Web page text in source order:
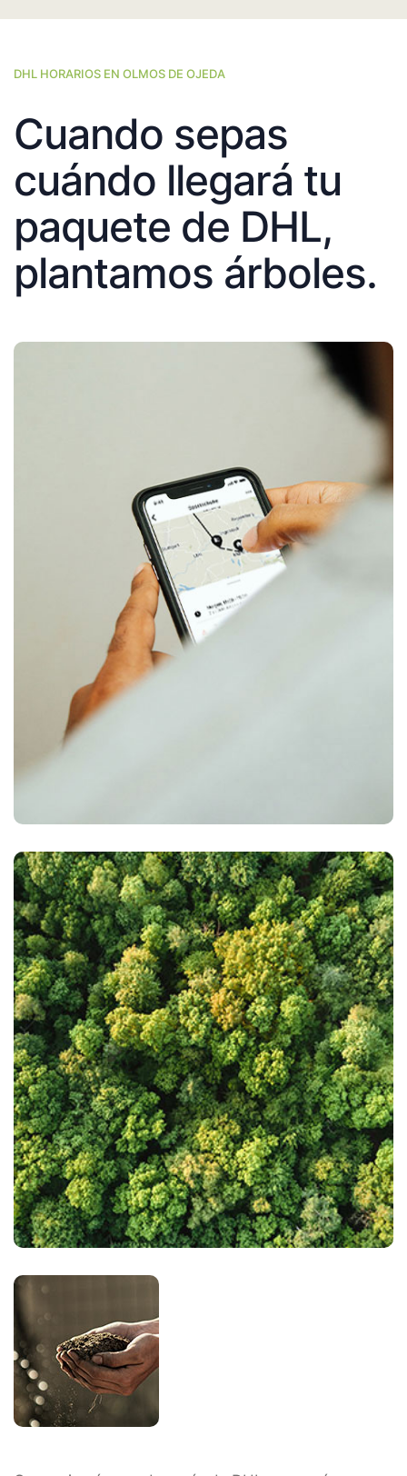
DHL HORARIOS EN OLMOS DE OJEDA
Cuando sepas
cuándo llegará tu
paquete de DHL,
plantamos árboles.